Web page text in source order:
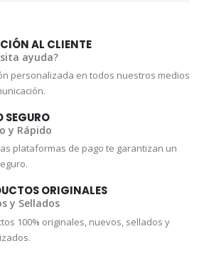
AL CLIENTE
ayuda?
personalizada en todos nuestros medios
SEGURO
y Rápido
plataformas de pago te garantizan un
ORIGINALES
y Sellados
100% originales, nuevos, sellados y